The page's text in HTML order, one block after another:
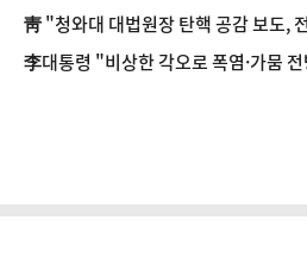
靑 "청와대 대법원장 탄핵 공감 보도,
李대통령 "비상한 각오로 폭염·가뭄